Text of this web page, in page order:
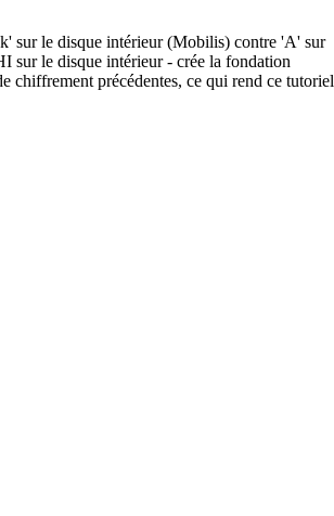
sur le disque intérieur (Mobilis) contre 'A' sur
le disque intérieur - crée la fondation
chiffrement précédentes, ce qui rend ce tutoriel